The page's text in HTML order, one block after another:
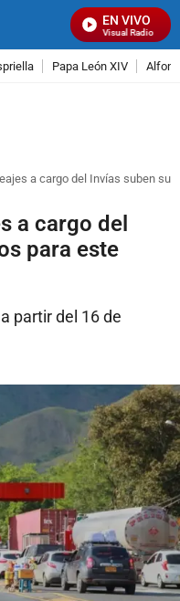
EN VIVO
Señal Visual Radio
Papa León XIV
a cargo del Invías suben
a cargo del
para este
partir del 16 de